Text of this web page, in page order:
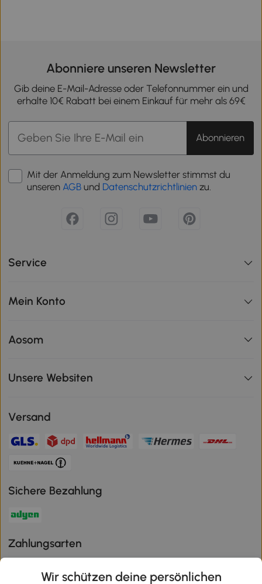
Abonniere unseren Newsletter
Gib deine E-Mail-Adresse oder Telefonnummer ein und
erhalte 10€ Rabatt bei einem Einkauf für mehr als 69€
Abonnieren
Mit der Anmeldung zum Newsletter stimmst du
unseren AGB und Datenschutzrichtlinien zu.
Service
Mein Konto
Aosom
Unsere Websiten
Versand
Sichere Bezahlung
Zahlungsarten
Wir schützen deine persönlichen